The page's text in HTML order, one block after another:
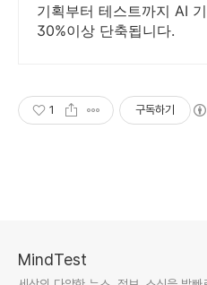
기획부터 테스트까지 AI
30%이상 단축됩니다.
1 구독하기
MindTest